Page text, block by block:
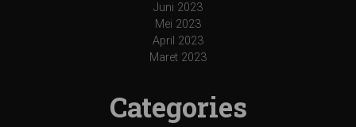
Juni 2023
Mei 2023
April 2023
Maret 2023
Categories